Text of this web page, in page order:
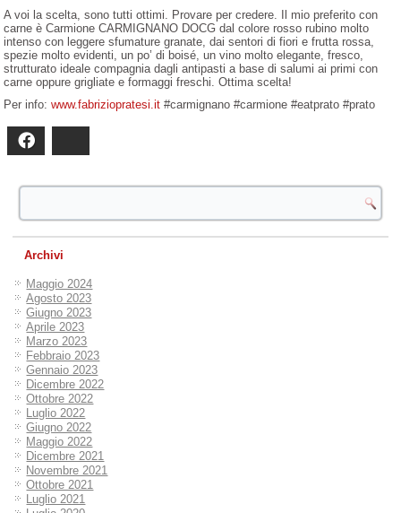
A voi la scelta, sono tutti ottimi. Provare per credere. Il mio preferito con
carne è Carmione CARMIGNANO DOCG dal colore rosso rubino molto
intenso con leggere sfumature granate, dai sentori di fiori e frutta rossa,
spezie molto evidenti, un po’ di boisé, un vino molto elegante, fresco,
strutturato ideale compagnia dagli antipasti a base di salumi ai primi con
carne oppure grigliate e formaggi freschi. Ottima scelta!
Per info:www.fabriziopratesi.it #carmignano #carmione #eatprato #prato
Archivi
Maggio 2024
Agosto 2023
Giugno 2023
Aprile 2023
Marzo 2023
Febbraio 2023
Gennaio 2023
Dicembre 2022
Ottobre 2022
Luglio 2022
Giugno 2022
Maggio 2022
Dicembre 2021
Novembre 2021
Ottobre 2021
Luglio 2021